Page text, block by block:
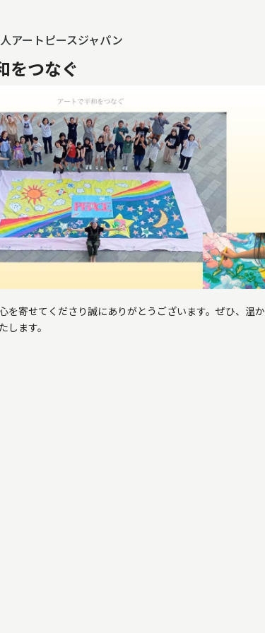
アートピースジャパン
をつなぐ
を寄せてくださり誠にありがとうございます。ぜひ、温か
します。